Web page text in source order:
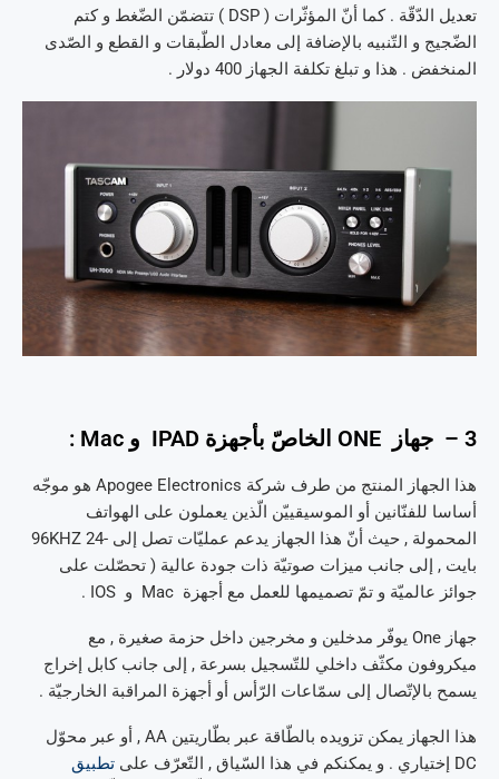
تعديل الدّقّة . كما أنّ المؤثّرات ( DSP ) تتضمّن الضّغط و كتم
الضّجيج و التّنبيه بالإضافة إلى معادل الطّبقات و القطع و الصّدى
المنخفض . هذا و تبلغ تكلفة الجهاز 400 دولار .
3 – جهاز ONE الخاصّ بأجهزة IPAD و Mac :
هذا الجهاز المنتج من طرف شركة Apogee Electronics هو موجّه
أساسا للفنّانين أو الموسيقييّن الّذين يعملون على الهواتف
المحمولة , حيث أنّ هذا الجهاز يدعم عمليّات تصل إلى -24 96KHZ
بايت , إلى جانب ميزات صوتيّة ذات جودة عالية ( تحصّلت على
جوائز عالميّة و تمّ تصميمها للعمل مع أجهزة Mac و IOS .
جهاز One يوفّر مدخلين و مخرجين داخل حزمة صغيرة , مع
ميكروفون مكثّف داخلي للتّسجيل بسرعة , إلى جانب كابل إخراج
يسمح بالإتّصال إلى سمّاعات الرّأس أو أجهزة المراقبة الخارجيّة .
هذا الجهاز يمكن تزويده بالطّاقة عبر بطّاريتين AA , أو عبر محوّل
DC إختياري . و يمكنكم في هذا السّياق , التّعرّف على
تطبيق